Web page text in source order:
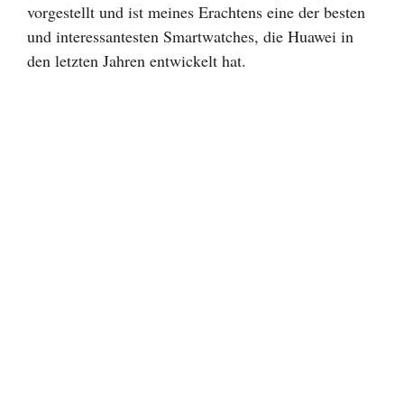
vorgestellt und ist meines Erachtens eine der besten
und interessantesten Smartwatches, die Huawei in
den letzten Jahren entwickelt hat.